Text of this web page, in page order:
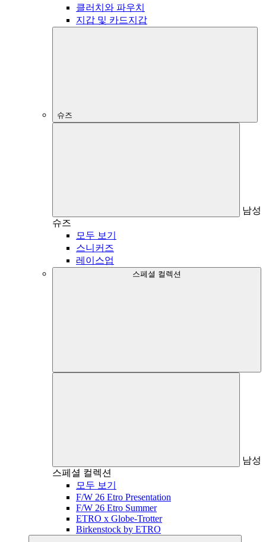
클러치와 파우치
지갑 및 카드지갑
슈즈
남성
슈즈
모두 보기
스니커즈
레이스업
스페셜 컬렉션
남성
스페셜 컬렉션
모두 보기
F/W 26 Etro Presentation
F/W 26 Etro Summer
ETRO x Globe-Trotter
Birkenstock by ETRO